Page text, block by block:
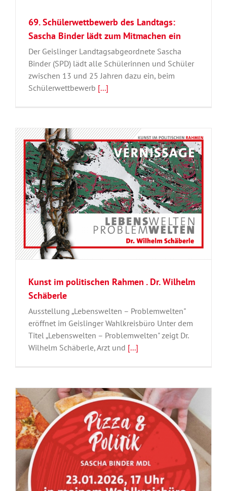
69. Schülerwettbewerb des Landtags:
Sascha Binder lädt zum Mitmachen ein
Der Geislinger Landtagsabgeordnete Sascha
Binder (SPD) lädt alle Schülerinnen und Schüler
zwischen 13 und 25 Jahren dazu ein, beim
Schülerwettbewerb [...]
Kunst im politischen Rahmen . Dr. Wilhelm
Schäberle
Ausstellung „Lebenswelten – Problemwelten"
eröffnet im Geislinger Wahlkreisbüro Unter dem
Titel „Lebenswelten – Problemwelten" zeigt Dr.
Wilhelm Schäberle, Arzt und [...]